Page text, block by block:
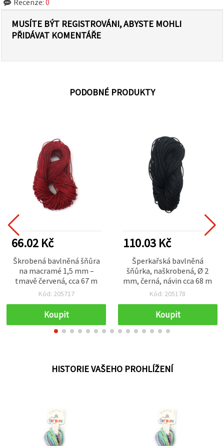
MUSÍTE BÝT REGISTROVÁNI, ABYSTE MOHLI
PŘIDÁVAT KOMENTÁŘE
PODOBNÉ PRODUKTY
66.02 Kč
Škrobená bavlněná šňůra
na macramé 1,5 mm –
tmavě červená, cca 67 m
Kód: 205717
Koupit
110.03 Kč
Šperkařská bavlněná
šňůrka, naškrobená, Ø 2
mm, černá, návin cca 68 m
Kód: 205178
Koupit
HISTORIE VAŠEHO PROHLÍŽENÍ